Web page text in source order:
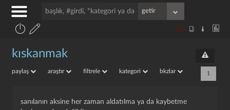
kıskanmak
paylaş araştır filtrele kategori bkzlar 1
sanılanın aksine her zaman aldatılma ya da kaybetme